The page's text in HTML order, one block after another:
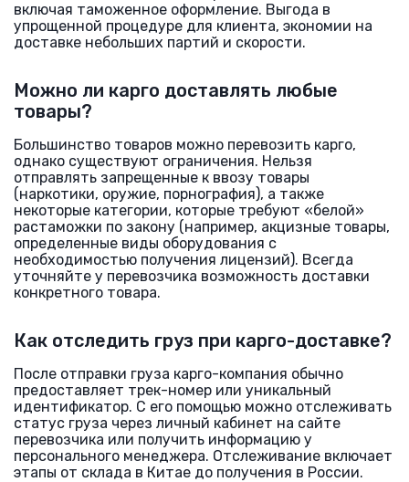
включая таможенное оформление. Выгода в
упрощенной процедуре для клиента, экономии на
доставке небольших партий и скорости.
Можно ли карго доставлять любые
товары?
Большинство товаров можно перевозить карго,
однако существуют ограничения. Нельзя
отправлять запрещенные к ввозу товары
(наркотики, оружие, порнография), а также
некоторые категории, которые требуют «белой»
растаможки по закону (например, акцизные товары,
определенные виды оборудования с
необходимостью получения лицензий). Всегда
уточняйте у перевозчика возможность доставки
конкретного товара.
Как отследить груз при карго-доставке?
После отправки груза карго-компания обычно
предоставляет трек-номер или уникальный
идентификатор. С его помощью можно отслеживать
статус груза через личный кабинет на сайте
перевозчика или получить информацию у
персонального менеджера. Отслеживание включает
этапы от склада в Китае до получения в России.